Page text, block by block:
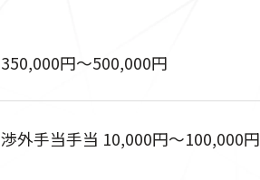
350,000円〜500,000円
渉外手当手当 10,000円〜100,000円